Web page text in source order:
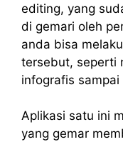
editing, yang
di gemari oleh
anda bisa
tersebut, seperti
infografis sampai
Aplikasi satu ini
yang gemar